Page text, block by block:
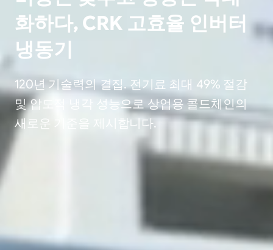
화하다, CRK 고효율 인버터
냉동기
120년 기술력의 결집. 전기료 최대 49% 절감
및 압도적 냉각 성능으로 상업용 콜드체인의
새로운 기준을 제시합니다.